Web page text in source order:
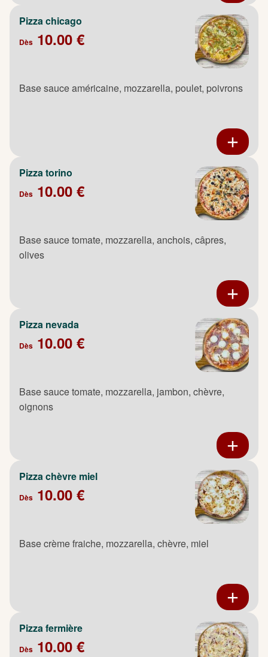
Pizza chicago
Dès 10.00 €
Base sauce américaine, mozzarella, poulet, poivrons
Pizza torino
Dès 10.00 €
Base sauce tomate, mozzarella, anchois, câpres,
olives
Pizza nevada
Dès 10.00 €
Base sauce tomate, mozzarella, jambon, chèvre,
oignons
Pizza chèvre miel
Dès 10.00 €
Base crème fraiche, mozzarella, chèvre, miel
Pizza fermière
Dès 10.00 €